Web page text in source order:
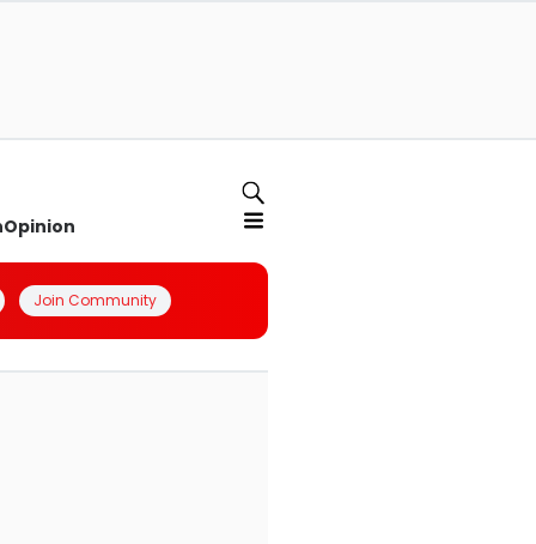
Opinion
Join Community